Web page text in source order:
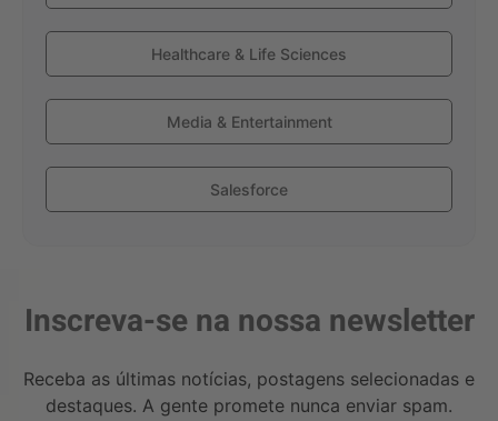
Healthcare & Life Sciences
Media & Entertainment
Salesforce
Inscreva-se na nossa newsletter
Receba as últimas notícias, postagens selecionadas e
destaques. A gente promete nunca enviar spam.